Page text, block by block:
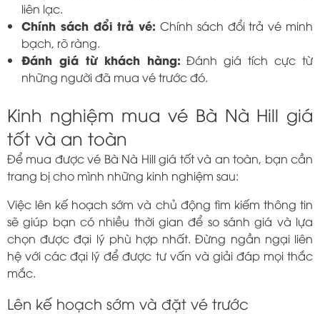
liên lạc.
Chính sách đổi trả vé: Chính sách đổi trả vé minh
bạch, rõ ràng.
Đánh giá từ khách hàng: Đánh giá tích cực từ
những người đã mua vé trước đó.
Kinh nghiệm mua vé Bà Nà Hill giá
tốt và an toàn
Để mua được vé Bà Nà Hill giá tốt và an toàn, bạn cần
trang bị cho mình những kinh nghiệm sau:
Việc lên kế hoạch sớm và chủ động tìm kiếm thông tin
sẽ giúp bạn có nhiều thời gian để so sánh giá và lựa
chọn được đại lý phù hợp nhất. Đừng ngần ngại liên
hệ với các đại lý để được tư vấn và giải đáp mọi thắc
mắc.
Lên kế hoạch sớm và đặt vé trước